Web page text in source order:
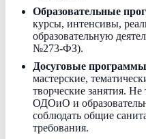
Образовательные
курсы, интенсивы,
образовательную
№273-ФЗ).
Досуговые
мастерские,
творческие занятия.
ОДОиО и
соблюдать общие
требования.